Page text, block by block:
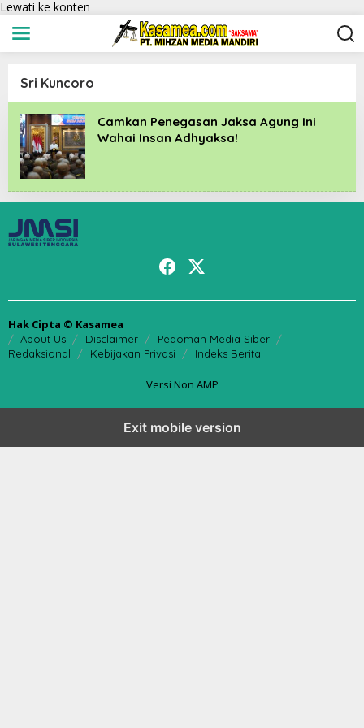
Lewati ke konten
Sri Kuncoro
Camkan Penegasan Jaksa Agung Ini
Wahai Insan Adhyaksa!
Hak Cipta © Kasamea
About Us Disclaimer
Pedoman Media Siber
Redaksional
Kebijakan Privasi Indeks Berita
Versi Non AMP
Exit mobile version